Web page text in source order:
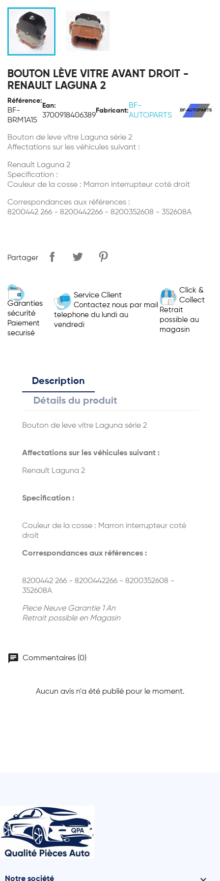
BOUTON LÈVE VITRE AVANT DROIT -
RENAULT LAGUNA 2
Référence:
BF-
BRM1A15
Ean:
3700918406389
Fabricant:
BF-
AUTOPARTS
Bouton de leve vitre Laguna série 2
Affectations sur les véhicules suivant :
Renault Laguna 2
Specification :
Couleur de la cosse : Marron interrupteur coté droit
Correspondances aux références :
8200442 266 - 8200442266 - 8200352608 - 352608A
Partager
Garanties
sécurité
Paiement
securisé
Service Client
Contactez nous par mail
telephone du lundi au
vendredi
Click &
Collect
Retrait
possible au
magasin
Description
Détails du produit
Bouton de leve vitre Laguna série 2
Affectations sur les véhicules suivant :
Renault Laguna 2
Specification :
Couleur de la cosse : Marron interrupteur coté
droit
Correspondances aux références :
8200442 266 - 8200442266 - 8200352608 -
352608A
Piece Neuve Garantie 1 An
Retrait possible en Magasin
chat Commentaires (0)
Aucun avis n'a été publié pour le moment.
Notre société